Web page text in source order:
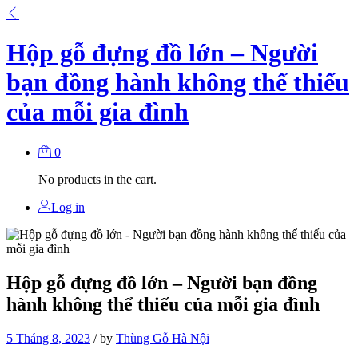
Hộp gỗ đựng đồ lớn – Người
bạn đồng hành không thể thiếu
của mỗi gia đình
0
No products in the cart.
Log in
Hộp gỗ đựng đồ lớn – Người bạn đồng
hành không thể thiếu của mỗi gia đình
5 Tháng 8, 2023 /by Thùng Gỗ Hà Nội